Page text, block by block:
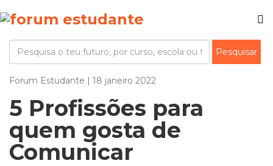
Forum Estudante | 18 janeiro 2022
5 Profissões para
quem gosta de
Comunicar